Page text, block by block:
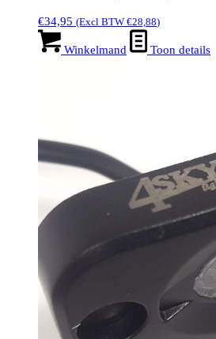
€34,95 (Excl BTW €28,88)
Winkelmand Toon details